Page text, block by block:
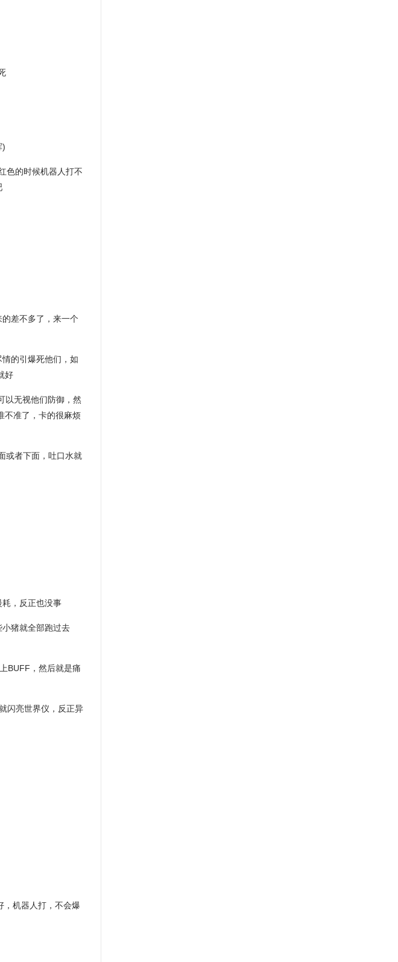
)
色的时候机器人打不
差不多了，来一个
的引爆死他们，如
好
以无视他们防御，然
不准了，卡的很麻烦
或者下面，吐口水就
，反正也没事
猪就全部跑过去
BUFF，然后就是痛
闪亮世界仪，反正异
，机器人打，不会爆